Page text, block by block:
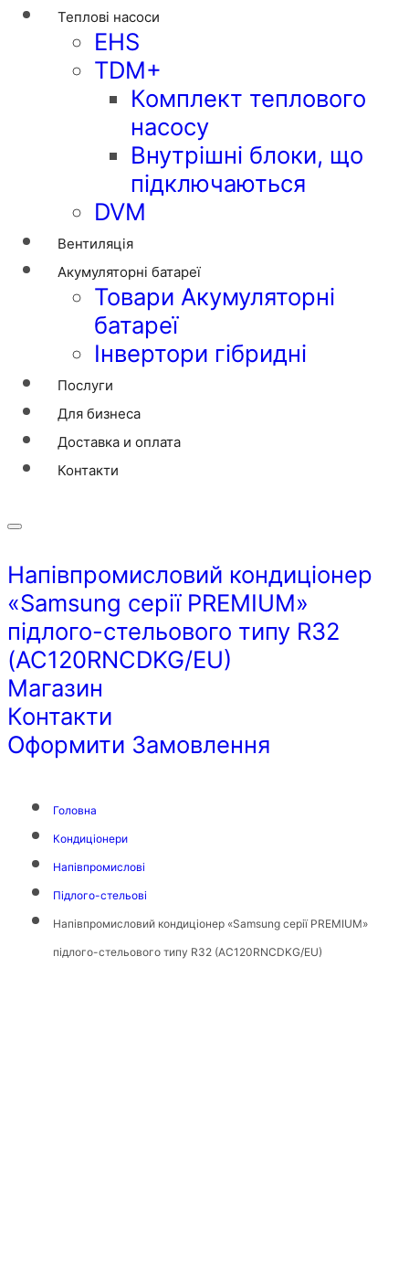
Теплові насоси
EHS
TDM+
Комплект теплового
насосу
Внутрішні блоки, що
підключаються
DVM
Вентиляція
Акумуляторні батареї
Товари Акумуляторні
батареї
Інвертори гібридні
Послуги
Для бизнеса
Доставка и оплата
Контакти
Напівпромисловий кондиціонер
«Samsung серії PREMIUM»
пiдлого-стельового типу R32
(AC120RNCDKG/EU)
Магазин
Контакти
Оформити Замовлення
Головна
Кондиціонери
Напівпромислові
Підлого-стельові
Напівпромисловий кондиціонер «Samsung серії PREMIUM»
пiдлого-стельового типу R32 (AC120RNCDKG/EU)